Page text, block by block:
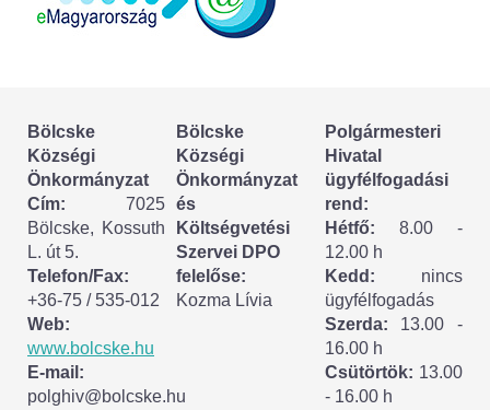
CSÍKSZÉPVÍZ
VÁLASZTÁSI INFORMÁCIÓK
Választási szervek
Választási ügyintézés
2024. évi általános választások
Választópolgároknak
Bölcske
Községi
Önkormányzat
Cím: 7025
Bölcske, Kossuth
L. út 5.
Telefon/Fax:
+36-75 / 535-012
Web:
www.bolcske.hu
E-mail:
polghiv@bolcske.hu
Bölcske
Községi
Önkormányzat
és
Költségvetési
Szervei DPO
felelőse:
Kozma Lívia
Polgármesteri
Hivatal
ügyfélfogadási
rend:
Hétfő: 8.00 -
12.00 h
Kedd: nincs
ügyfélfogadás
Szerda: 13.00 -
16.00 h
Csütörtök: 13.00
- 16.00 h